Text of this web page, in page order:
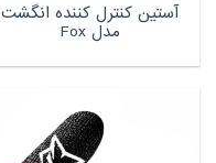
آستین کنترل کننده انگشت
مدل Fox